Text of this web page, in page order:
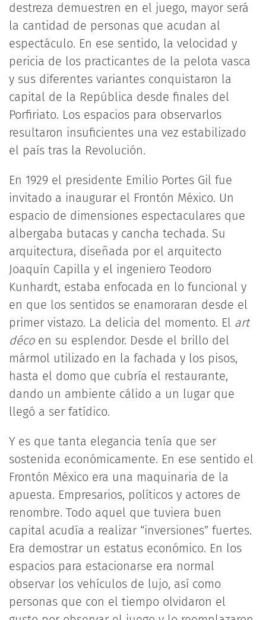
destreza demuestren en el juego, mayor será
la cantidad de personas que acudan al
espectáculo. En ese sentido, la velocidad y
pericia de los practicantes de la pelota vasca
y sus diferentes variantes conquistaron la
capital de la República desde finales del
Porfiriato. Los espacios para observarlos
resultaron insuficientes una vez estabilizado
el país tras la Revolución.
En 1929 el presidente Emilio Portes Gil fue
invitado a inaugurar el Frontón México. Un
espacio de dimensiones espectaculares que
albergaba butacas y cancha techada. Su
arquitectura, diseñada por el arquitecto
Joaquín Capilla y el ingeniero Teodoro
Kunhardt, estaba enfocada en lo funcional y
en que los sentidos se enamoraran desde el
primer vistazo. La delicia del momento. El art
décoen su esplendor. Desde el brillo del
mármol utilizado en la fachada y los pisos,
hasta el domo que cubría el restaurante,
dando un ambiente cálido a un lugar que
llegó a ser fatídico.
Y es que tanta elegancia tenía que ser
sostenida económicamente. En ese sentido el
Frontón México era una maquinaria de la
apuesta. Empresarios, políticos y actores de
renombre. Todo aquel que tuviera buen
capital acudía a realizar “inversiones” fuertes.
Era demostrar un estatus económico. En los
espacios para estacionarse era normal
observar los vehículos de lujo, así como
personas que con el tiempo olvidaron el